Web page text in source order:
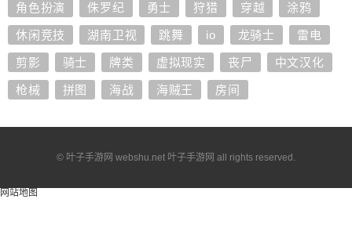
角色扮演 侏罗纪 勇士 狩猎 穿越 涂鸦
休闲竞技 湖南卫视 跳舞 io 龙骑士 雷电
剪影 骑士 牌类 虚拟现实 丧尸 中文汉化
枪械 拼图 海战 海贼王 房间
© 叶子手游网 webshu.net 叶子手游网 all rights reserved.
网站地图